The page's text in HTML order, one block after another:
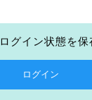
ログイン状態を保